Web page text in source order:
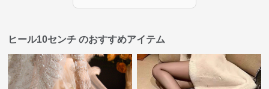
ヒール10センチ のおすすめアイテム